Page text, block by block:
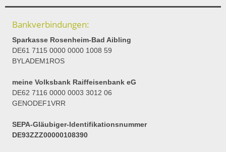
Bankverbindungen:
Sparkasse Rosenheim-Bad Aibling
DE61 7115 0000 0000 1008 59
BYLADEM1ROS
meine Volksbank Raiffeisenbank eG
DE62 7116 0000 0003 3012 06
GENODEF1VRR
SEPA-Gläubiger-Identifikationsnummer
DE93ZZZ00000108390